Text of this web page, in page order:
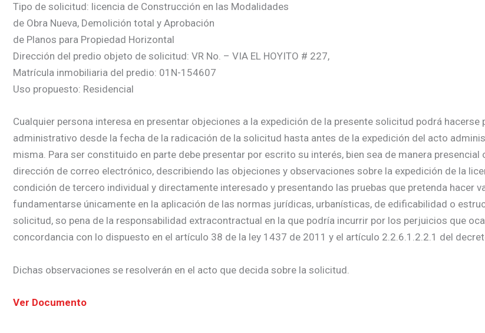
Tipo de solicitud: licencia de Construcción en las Modalidades
de Obra Nueva, Demolición total y Aprobación
de Planos para Propiedad Horizontal
Dirección del predio objeto de solicitud: VR No. – VIA EL HOYITO # 227,
Matrícula inmobiliaria del predio: 01N-154607
Uso propuesto: Residencial
Cualquier persona interesa en presentar objeciones a la expedición de la presente solicitud podrá hacerse
administrativo desde la fecha de la radicación de la solicitud hasta antes de la expedición del acto
misma. Para ser constituido en parte debe presentar por escrito su interés, bien sea de manera presencial
dirección de correo electrónico, describiendo las objeciones y observaciones sobre la expedición de la
condición de tercero individual y directamente interesado y presentando las pruebas que pretenda hacer
fundamentarse únicamente en la aplicación de las normas jurídicas, urbanísticas, de edificabilidad o
solicitud, so pena de la responsabilidad extracontractual en la que podría incurrir por los perjuicios que
concordancia con lo dispuesto en el artículo 38 de la ley 1437 de 2011 y el artículo 2.2.6.1.2.2.1 del
Dichas observaciones se resolverán en el acto que decida sobre la solicitud.
Ver Documento